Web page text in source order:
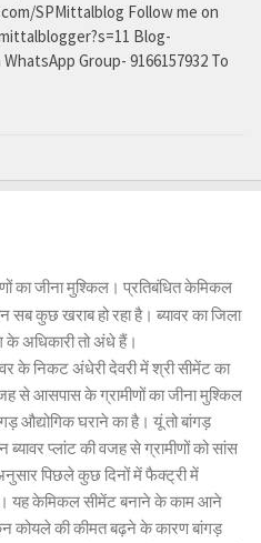
SPMittalblog Follow me on
Blog-
Group- 9166157932 To
का जीना मुश्किल। प्रतिबंधित केमिकल
सब कुछ खराब हो रहा है। ब्यावर का जिला
के अधिकारी तो अंधे हैं।
के निकट अंधेरी देवरी में श्री सीमेंट का
से आसपास के ग्रामीणों का जीना मुश्किल
औद्योगिक घराने का है। यूं तो बांगड़
ब्यावर प्लांट की वजह से ग्रामीणों को सांस
पिछले कुछ दिनों में फैक्ट्री में
यह केमिकल सीमेंट बनाने के काम आने
कोयले की कीमत बढ़ने के कारण बांगड़